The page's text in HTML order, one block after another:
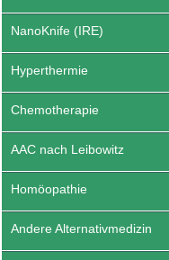
NanoKnife (IRE)
Hyperthermie
Chemotherapie
AAC nach Leibowitz
Homöopathie
Andere Alternativmedizin